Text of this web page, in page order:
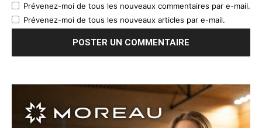
Prévenez-moi de tous les nouveaux commentaires par e-mail.
Prévenez-moi de tous les nouveaux articles par e-mail.